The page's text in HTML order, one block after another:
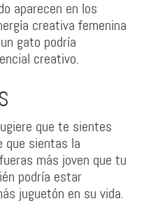
aparecen en los
creativa femenina
gato podría
creativo.
que te sientes
que sientas la
más joven que tu
podría estar
juguetón en su vida.